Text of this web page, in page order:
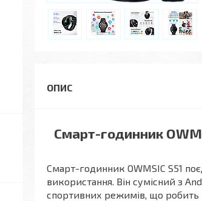
Смарт-годинник
Смарт-годинник OWMSIC S51
використання. Він сумісний з
спортивних режимів, що робить